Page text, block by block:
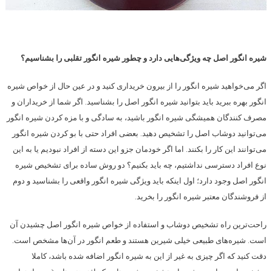
شیره انگور اصل چه ویژگی‌هایی دارد و چطور شیره انگور تقلبی را بشناسیم؟
اگر می‌خواهید شیره انگور را از بیرون خریداری کنید و در عین حال از خواص شیره
انگور بهره ببرید باید بتوانید شیره انگور اصل را بشناسید. اگر شما از خریداران و
مصرف کنندگان همیشگی شیره انگور باشید، به سادگی و با مزه کردن شیره انگور
می‌توانید دوشاب اصل را تشخیص دهید. بعضی افراد حتی با بو کردن شیره انگور
می‌توانند این کار را بکنند. اما اگر خودمان جزو این دسته از افراد نبودیم یا به این
نوع افراد دسترسی نداشتیم، چه باید بکنیم؟ دو روش ساده برای تشخیص شیره
انگور اصل وجود دارد؛ اول اینکه باید ویژگی شیره انگور واقعی را بشناسید و دوم
از فروشندگان معتبر شیره انگور را بخرید.
راحت‌ترین راه تشخیص دوشاب و استفاده از خواص شیره انگور اصل چشیدن آن
است. شیره‌های طبیعی خیلی شیرین هستند و طعم انگور در آن‌ها مشخص است.
دقت کنید که اگر چیزی به غیر از این به شیره انگور اضافه شده باشد، کاملا